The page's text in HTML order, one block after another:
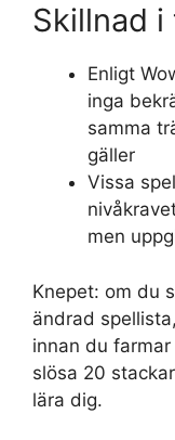
Skillnad
Enligt
inga
samma
gäller
Vissa
men
Knepet: om du
ändrad
innan du
slösa 20
lära dig.